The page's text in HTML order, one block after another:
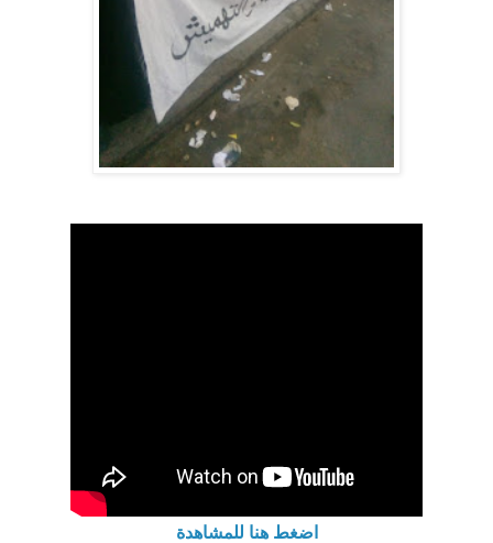
اضغط هنا للمشاهدة